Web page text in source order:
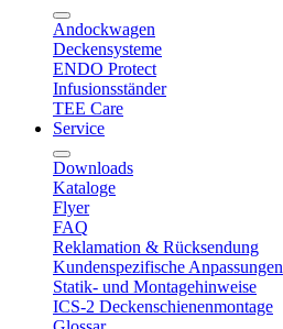
Andockwagen
Deckensysteme
ENDO Protect
Infusionsständer
TEE Care
Service
Downloads
Kataloge
Flyer
FAQ
Reklamation & Rücksendung
Kundenspezifische Anpassungen
Statik- und Montagehinweise
ICS-2 Deckenschienenmontage